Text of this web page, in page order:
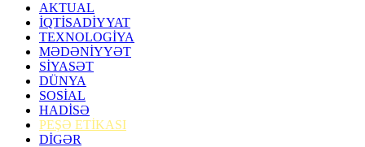
AKTUAL
İQTİSADİYYAT
TEXNOLOGİYA
MƏDƏNİYYƏT
SİYASƏT
DÜNYA
SOSİAL
HADİSƏ
PEŞƏ ETİKASI
DİGƏR